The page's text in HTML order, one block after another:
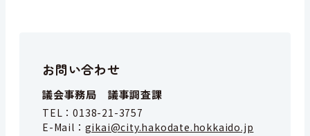
お問い合わせ
議会事務局 議事調査課
TEL：0138-21-3757
E-Mail： gikai@city.hakodate.hokkaido.jp